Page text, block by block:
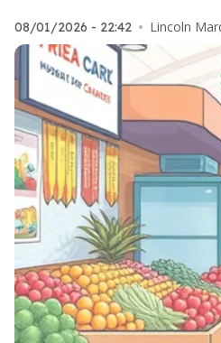
08/01/2026 - 22:42 • Lincoln